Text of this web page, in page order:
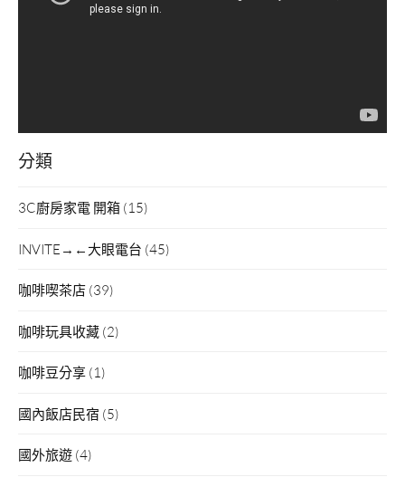
分類
3C廚房家電 開箱 (15)
INVITE→←大眼電台 (45)
咖啡喫茶店 (39)
咖啡玩具收藏 (2)
咖啡豆分享 (1)
國內飯店民宿 (5)
國外旅遊 (4)